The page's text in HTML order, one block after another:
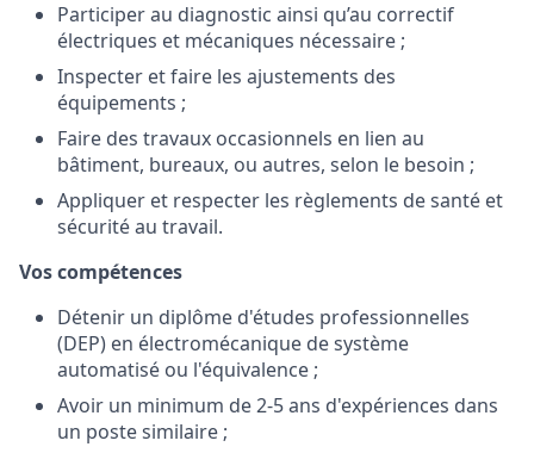
Participer au diagnostic ainsi qu’au correctif
électriques et mécaniques nécessaire ;
Inspecter et faire les ajustements des
équipements ;
Faire des travaux occasionnels en lien au
bâtiment, bureaux, ou autres, selon le besoin ;
Appliquer et respecter les règlements de santé et
sécurité au travail.
Vos compétences
Détenir un diplôme d'études professionnelles
(DEP) en électromécanique de système
automatisé ou l'équivalence ;
Avoir un minimum de 2-5 ans d'expériences dans
un poste similaire ;